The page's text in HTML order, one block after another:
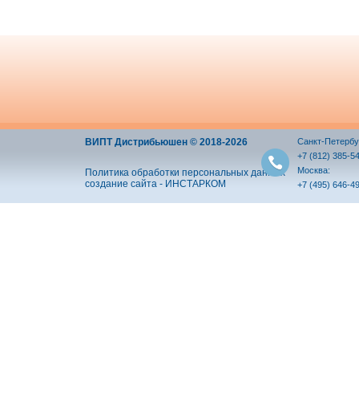
ВИПТ Дистрибьюшен © 2018-2026
Политика обработки персональных данных
создание сайта - ИНСТАРКОМ
Санкт-
+7 (812) 385-
Москва:
+7 (495) 646-